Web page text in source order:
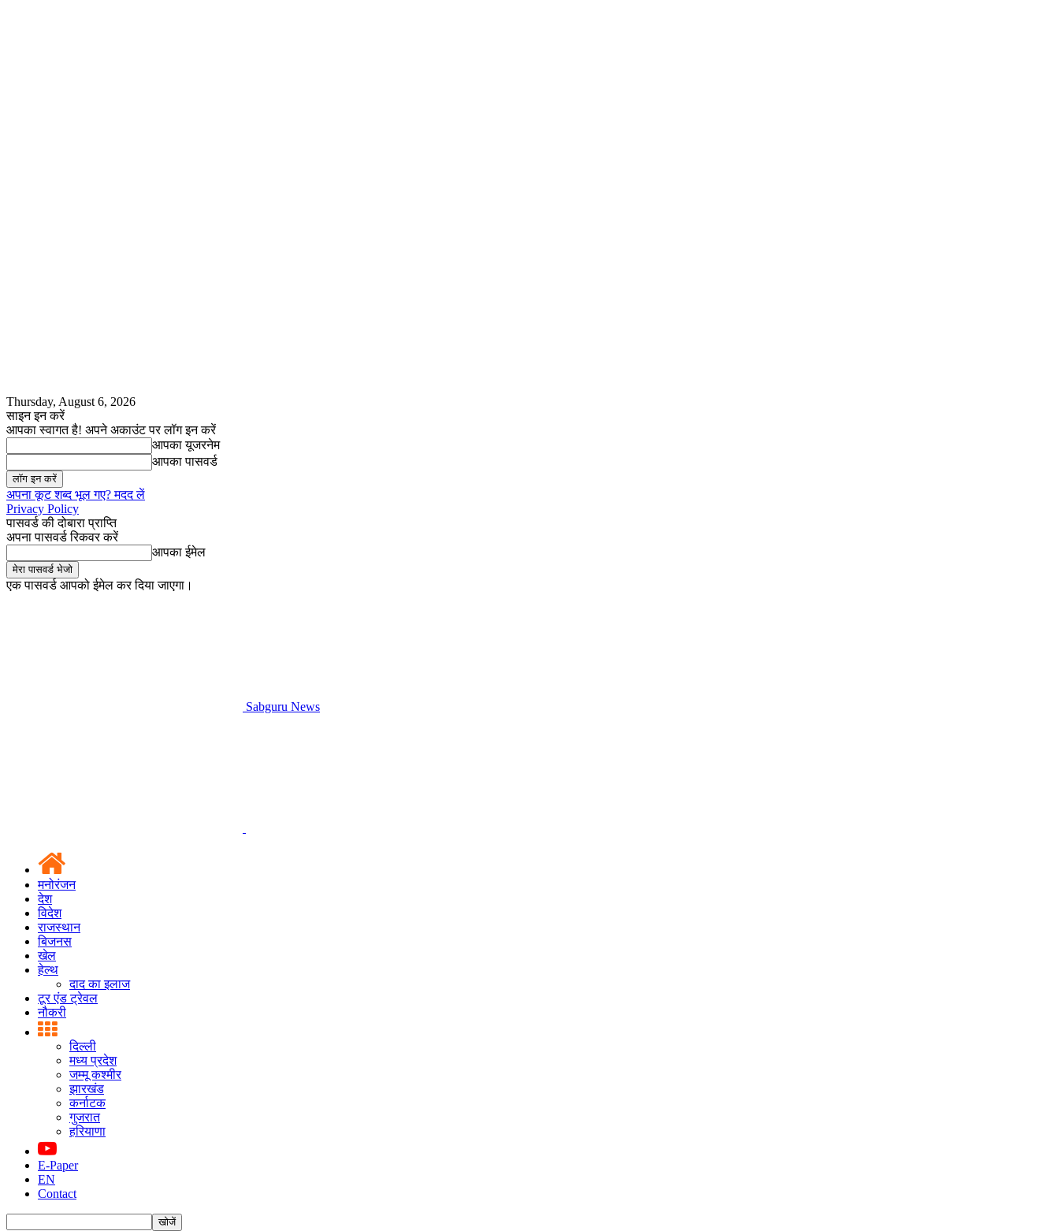
Thursday, August 6, 2026
साइन इन करें
आपका स्वागत है! अपने अकाउंट पर लॉग इन करें
आपका यूजरनेम
आपका पासवर्ड
अपना कूट शब्द भूल गए? मदद लें
Privacy Policy
पासवर्ड की दोबारा प्राप्ति
अपना पासवर्ड रिकवर करें
आपका ईमेल
एक पासवर्ड आपको ईमेल कर दिया जाएगा।
Sabguru News
मनोरंजन
देश
विदेश
राजस्थान
बिजनस
खेल
हेल्थ
दाद का इलाज
टूर एंड ट्रेवल
नौकरी
दिल्ली
मध्य प्रदेश
जम्मू कश्मीर
झारखंड
कर्नाटक
गुजरात
हरियाणा
E-Paper
EN
Contact